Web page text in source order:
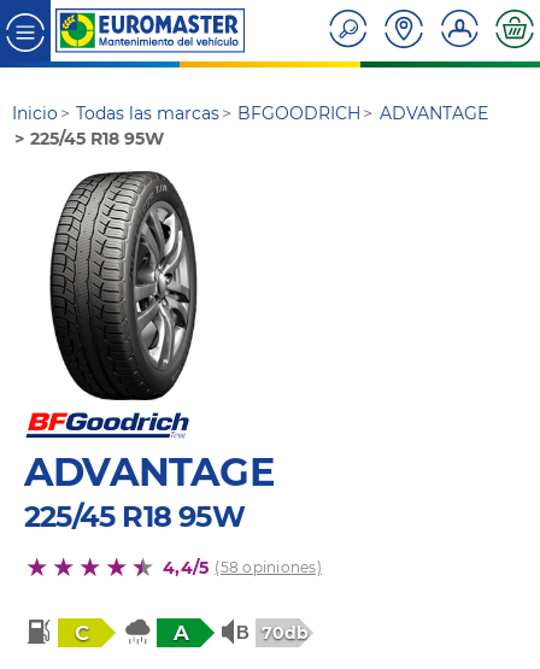
Inicio Todas las marcas BFGOODRICH
ADVANTAGE
225/45 R18 95W
ADVANTAGE
225/45 R18 95W
4,4/5 (58 opiniones)
C A 70db